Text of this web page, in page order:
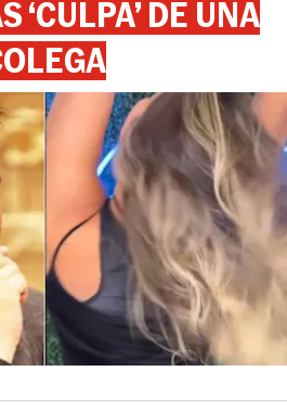
‘CULPA’ DE UNA